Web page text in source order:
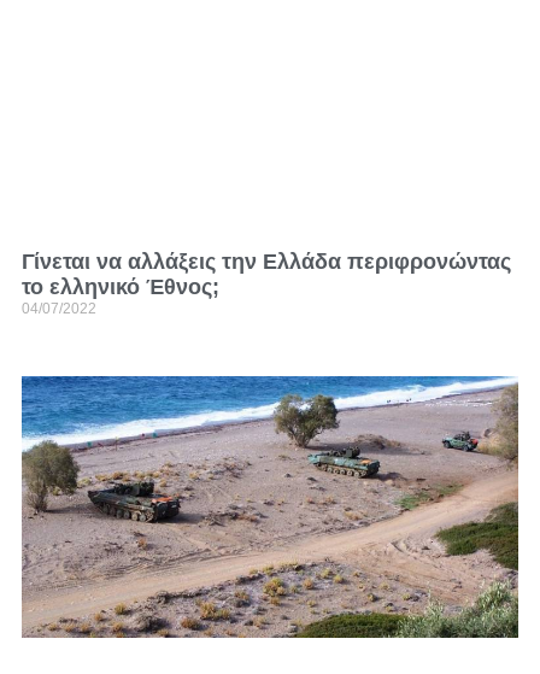
Γίνεται να αλλάξεις την Ελλάδα περιφρονώντας
το ελληνικό Έθνος;
04/07/2022